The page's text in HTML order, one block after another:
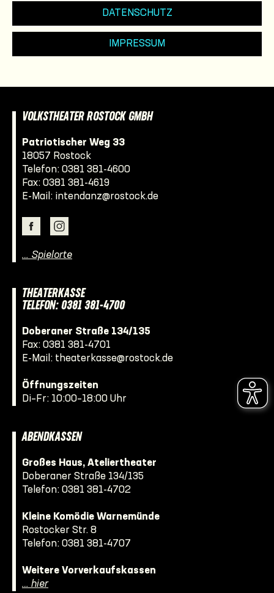
DATENSCHUTZ
IMPRESSUM
VOLKSTHEATER ROSTOCK GMBH
Patriotischer Weg 33
18057 Rostock
Telefon: 0381 381-4600
Fax: 0381 381-4619
E-Mail: intendanz@rostock.de
… Spielorte
THEATERKASSE
TELEFON: 0381 381-4700
Doberaner Straße 134/135
Fax: 0381 381-4701
E-Mail: theaterkasse@rostock.de
Öffnungszeiten
Di–Fr: 10:00–18:00 Uhr
ABENDKASSEN
Großes Haus, Ateliertheater
Doberaner Straße 134/135
Telefon: 0381 381-4702
Kleine Komödie Warnemünde
Rostocker Str. 8
Telefon: 0381 381-4707
Weitere Vorverkaufskassen
… hier